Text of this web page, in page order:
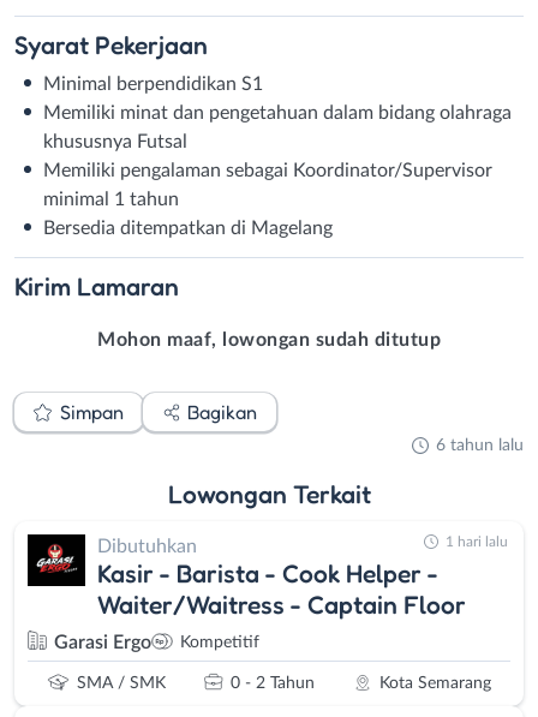
Syarat Pekerjaan
Minimal berpendidikan S1
Memiliki minat dan pengetahuan dalam bidang olahraga
khususnya Futsal
Memiliki pengalaman sebagai Koordinator/Supervisor
minimal 1 tahun
Bersedia ditempatkan di Magelang
Kirim Lamaran
Mohon maaf, lowongan sudah ditutup
Simpan Bagikan
6 tahun lalu
Lowongan Terkait
Dibutuhkan
Kasir - Barista - Cook Helper -
Waiter/Waitress - Captain Floor
Garasi Ergo Kompetitif
SMA / SMK 0 - 2 Tahun Kota Semarang
1 hari lalu